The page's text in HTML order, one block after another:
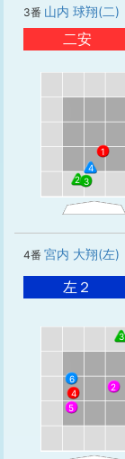
3番 山内 球翔(二)
二安
1
2 3
4
4番 宮内 大翔(左)
左２
2
3
4
5
6